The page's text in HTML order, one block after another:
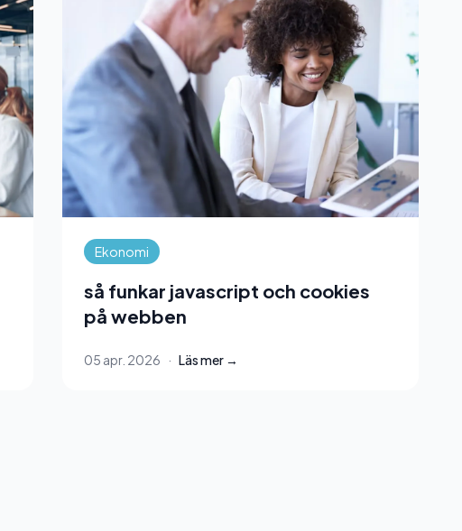
Ekonomi
så funkar javascript och cookies
på webben
05 apr. 2026 · Läs mer →